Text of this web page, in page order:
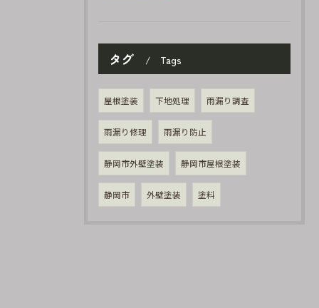
タグ Tags
屋根塗装 下地処理 雨漏り調査
雨漏り修理 雨漏り防止
静岡市外壁塗装 静岡市屋根塗装
静岡市 外壁塗装 塗料